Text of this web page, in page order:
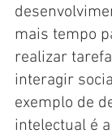
mais tempo
realizar
interagir
exemplo de
intelectual é